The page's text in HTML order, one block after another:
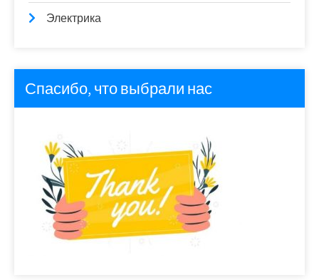
Электрика
Спасибо, что выбрали нас